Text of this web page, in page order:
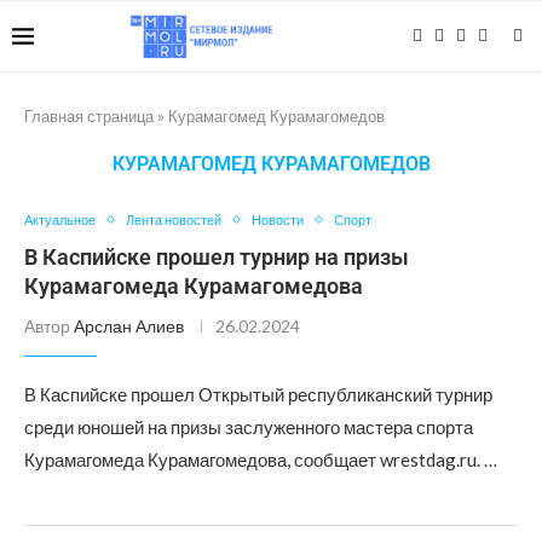
Главная страница » Курамагомед Курамагомедов
КУРАМАГОМЕД КУРАМАГОМЕДОВ
Актуальное Лента новостей Новости Спорт
В Каспийске прошел турнир на призы
Курамагомеда Курамагомедова
Автор Арслан Алиев 26.02.2024
В Каспийске прошел Открытый республиканский турнир
среди юношей на призы заслуженного мастера спорта
Курамагомеда Курамагомедова, сообщает wrestdag.ru. …